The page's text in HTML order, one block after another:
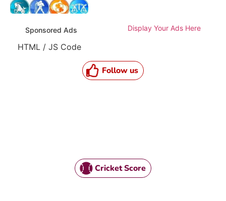
Sponsored Ads Display Your Ads Here
HTML / JS Code
Follow us
Cricket Score